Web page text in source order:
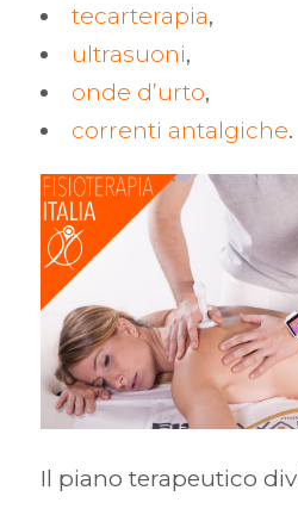
tecarterapia,
ultrasuoni,
onde d’urto,
correnti antalgiche.
Il piano terapeutico